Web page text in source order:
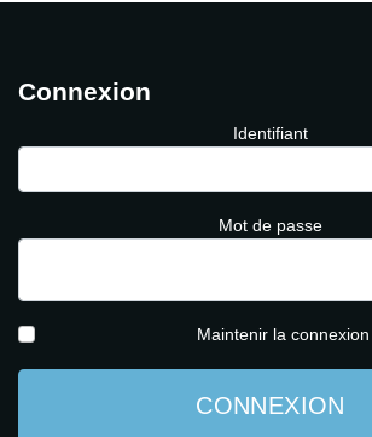
Connexion
Identifiant
Mot de passe
Maintenir la connexion
CONNEXION